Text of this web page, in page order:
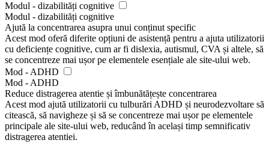
Modul - dizabilități cognitive
Modul - dizabilități cognitive
Ajută la concentrarea asupra unui conținut specific
Acest mod oferă diferite opțiuni de asistență pentru a ajuta utilizatorii
cu deficiențe cognitive, cum ar fi dislexia, autismul, CVA și altele, să
se concentreze mai ușor pe elementele esențiale ale site-ului web.
Mod - ADHD
Mod - ADHD
Reduce distragerea atentie și îmbunătățește concentrarea
Acest mod ajută utilizatorii cu tulburări ADHD și neurodezvoltare să
citească, să navigheze și să se concentreze mai ușor pe elementele
principale ale site-ului web, reducând în același timp semnificativ
distragerea atentiei.